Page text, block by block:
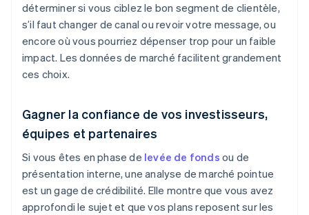
déterminer si vous ciblez le bon segment de clientèle,
s’il faut changer de canal ou revoir votre message, ou
encore où vous pourriez dépenser trop pour un faible
impact. Les données de marché facilitent grandement
ces choix.
Gagner la confiance de vos investisseurs,
équipes et partenaires
Si vous êtes en phase de levée de fonds ou de
présentation interne, une analyse de marché pointue
est un gage de crédibilité. Elle montre que vous avez
approfondi le sujet et que vos plans reposent sur les